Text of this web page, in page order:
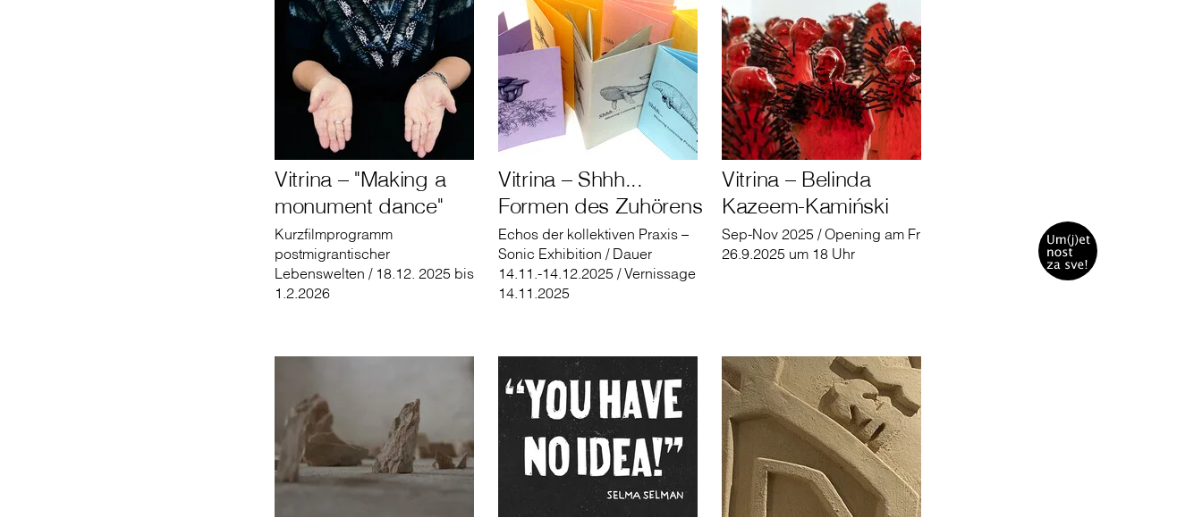
Vitrina – "Making a
monument dance"
Kurzfilmprogramm
postmigrantischer
Lebenswelten / 18.12. 2025 bis
1.2.2026
Vitrina – Shhh...
Formen des Zuhörens
Echos der kollektiven Praxis –
Sonic Exhibition / Dauer
14.11.-14.12.2025 / Vernissage
14.11.2025
Vitrina – Belinda
Kazeem-Kamiński
Sep-Nov 2025 / Opening am Fr
26.9.2025 um 18 Uhr